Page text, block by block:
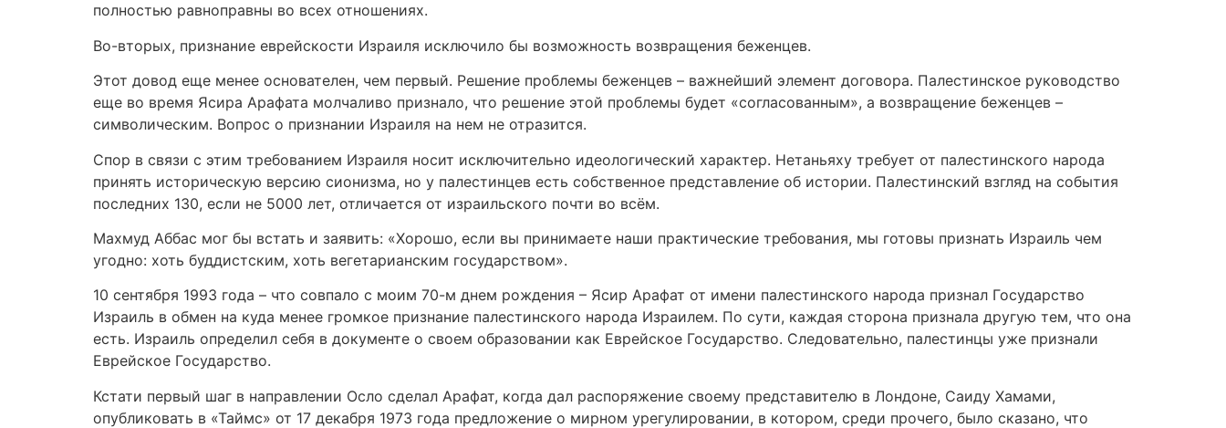
полностью равноправны во всех отношениях.
Во-вторых, признание еврейскости Израиля исключило бы возможность возвращения беженцев.
Этот довод еще менее основателен, чем первый. Решение проблемы беженцев – важнейший элемент договора. Палестинское руководство
еще во время Ясира Арафата молчаливо признало, что решение этой проблемы будет «согласованным», а возвращение беженцев –
символическим. Вопрос о признании Израиля на нем не отразится.
Спор в связи с этим требованием Израиля носит исключительно идеологический характер. Нетаньяху требует от палестинского народа
принять историческую версию сионизма, но у палестинцев есть собственное представление об истории. Палестинский взгляд на события
последних 130, если не 5000 лет, отличается от израильского почти во всём.
Махмуд Аббас мог бы встать и заявить: «Хорошо, если вы принимаете наши практические требования, мы готовы признать Израиль чем
угодно: хоть буддистским, хоть вегетарианским государством».
10 сентября 1993 года – что совпало с моим 70-м днем рождения – Ясир Арафат от имени палестинского народа признал Государство
Израиль в обмен на куда менее громкое признание палестинского народа Израилем. По сути, каждая сторона признала другую тем, что она
есть. Израиль определил себя в документе о своем образовании как Еврейское Государство. Следовательно, палестинцы уже признали
Еврейское Государство.
Кстати первый шаг в направлении Осло сделал Арафат, когда дал распоряжение своему представителю в Лондоне, Саиду Хамами,
опубликовать в «Таймс» от 17 декабря 1973 года предложение о мирном урегулировании, в котором, среди прочего, было сказано, что